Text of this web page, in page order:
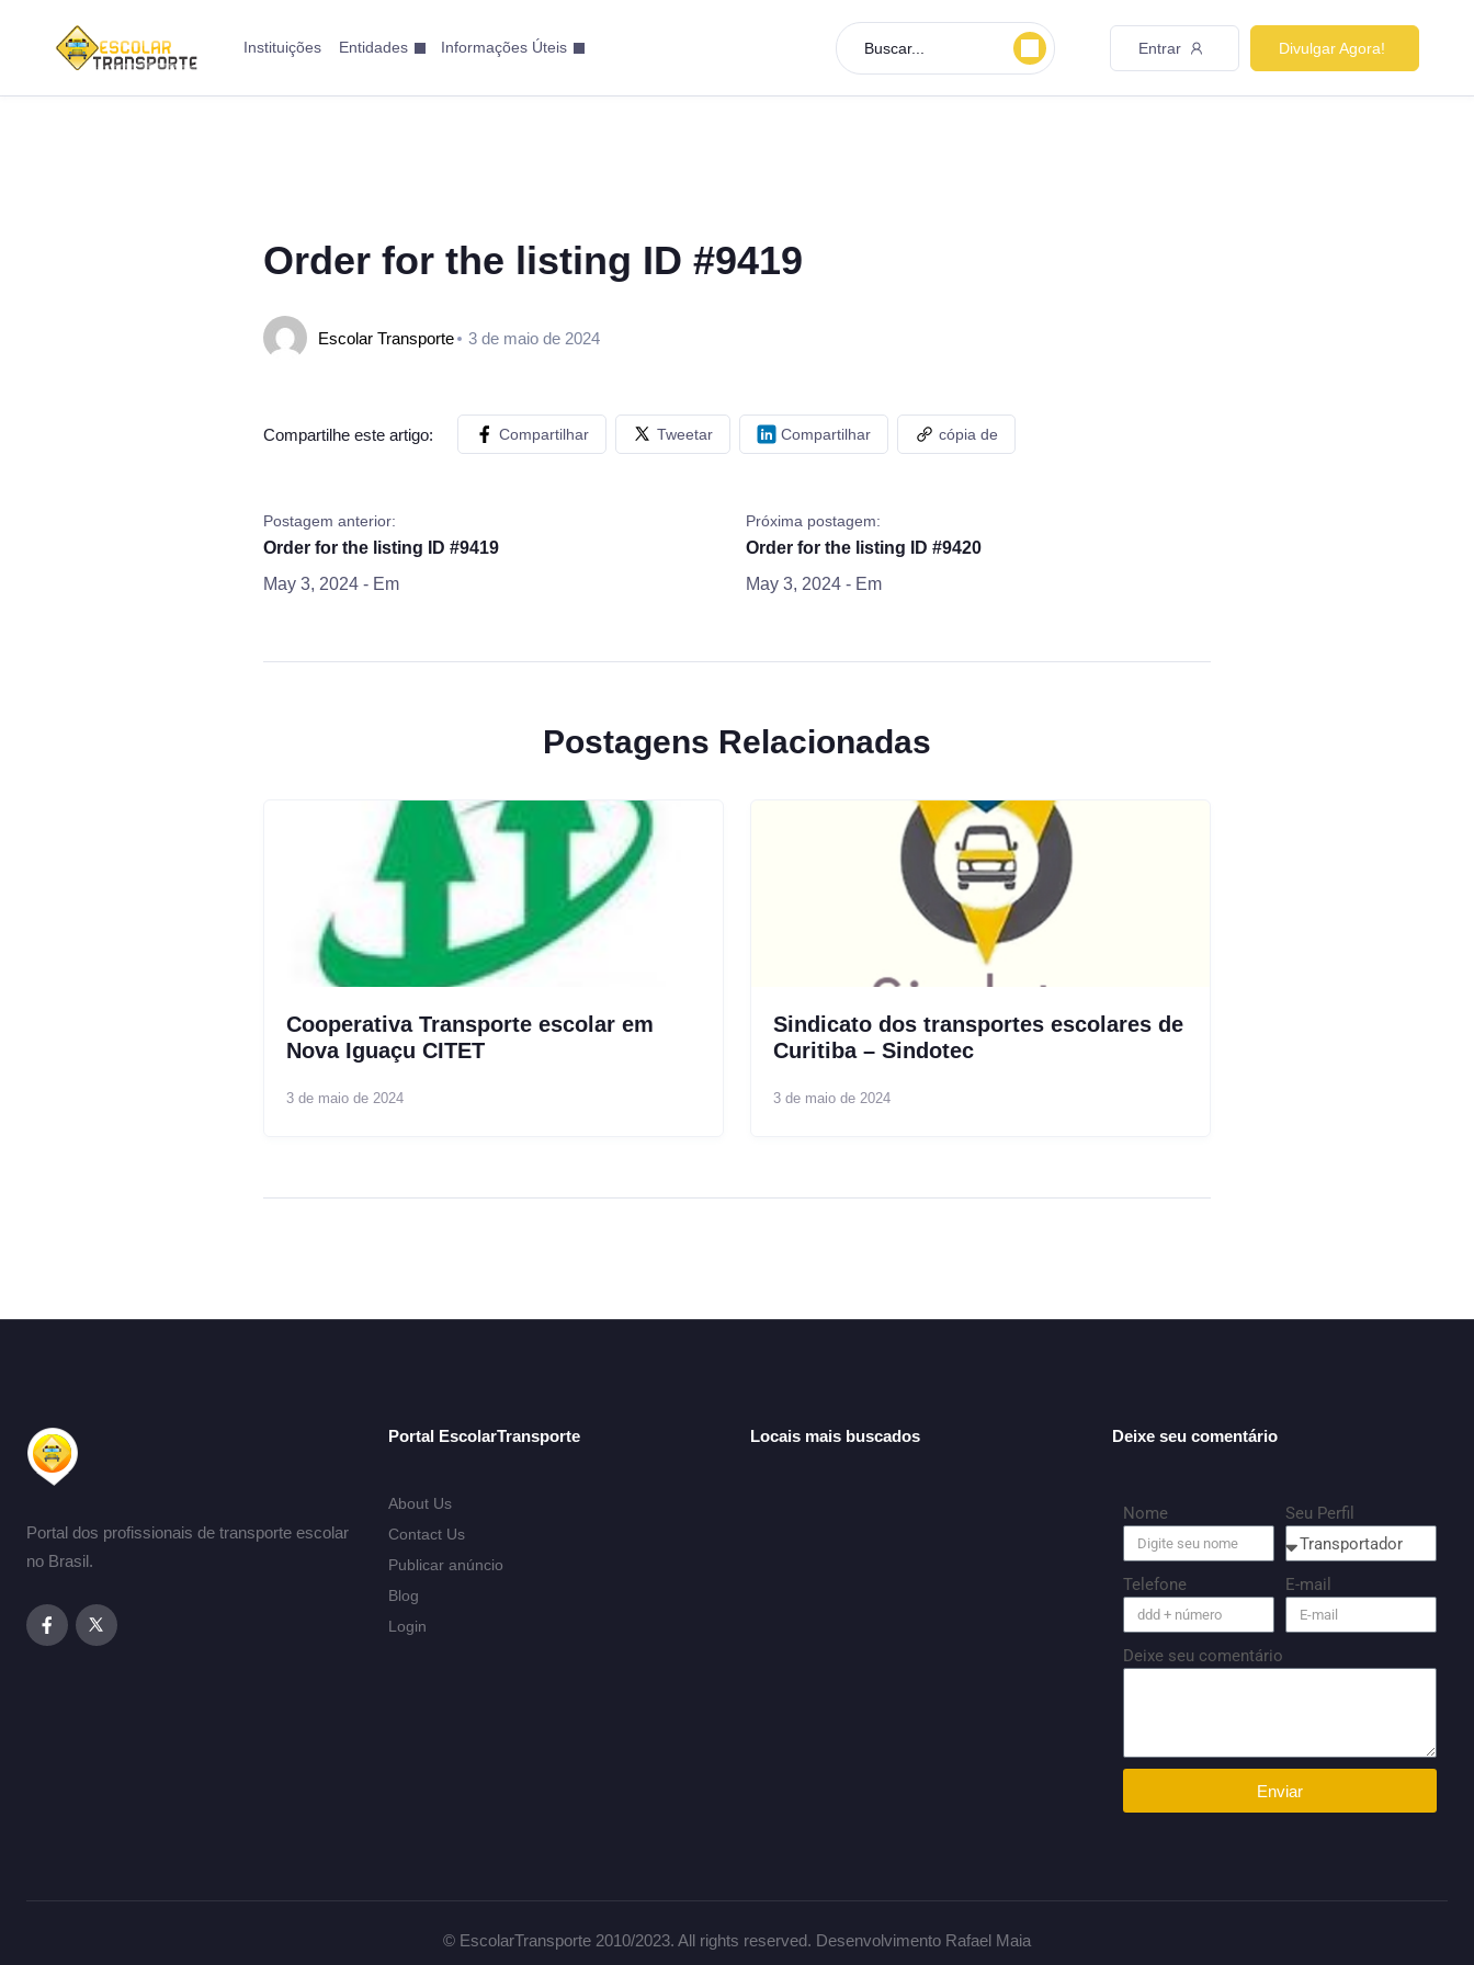
Instituições Entidades Informações Úteis Buscar... Entrar Divulgar Agora!
Order for the listing ID #9419
Escolar Transporte 3 de maio de 2024
Compartilhe este artigo: Compartilhar Tweetar Compartilhar cópia de
Postagem anterior:
Order for the listing ID #9419
May 3, 2024 - Em
Próxima postagem:
Order for the listing ID #9420
May 3, 2024 - Em
Postagens Relacionadas
Cooperativa Transporte escolar em
Nova Iguaçu CITET
3 de maio de 2024
Sindicato dos transportes escolares de
Curitiba – Sindotec
3 de maio de 2024
Portal dos profissionais de transporte escolar
no Brasil.
Portal EscolarTransporte
About Us
Contact Us
Publicar anúncio
Blog
Login
Locais mais buscados Deixe seu comentário
Nome Seu Perfil
Telefone E-mail
Deixe seu comentário
Enviar
© EscolarTransporte 2010/2023. All rights reserved. Desenvolvimento Rafael Maia